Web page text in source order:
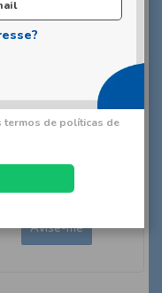
Patrulha Canina -
Indisponível